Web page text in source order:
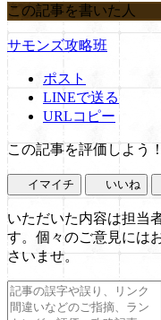
この記事を書いた人
サモンズ攻略班
ポスト
LINEで送る
URLコピー
この記事を評価しよう！
イマイチ いいね
いただいた内容は担当
す。個々のご意見には
さいませ。